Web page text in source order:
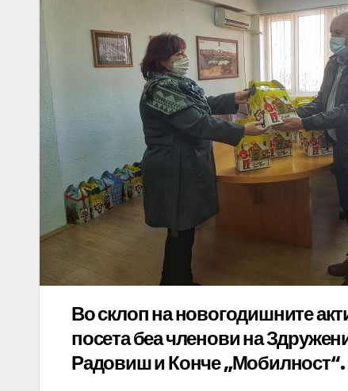
Во склоп на новогодишните
посета беа членови на
Радовиш и Конче „Мобилност“.